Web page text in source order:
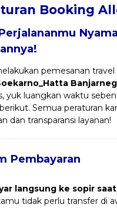
Booking
pemesanan travel
yuk luangkan waktu
Semua peraturan
dan transparansi layanan!
Pembayaran
langsung ke sopir
tidak perlu transfer di